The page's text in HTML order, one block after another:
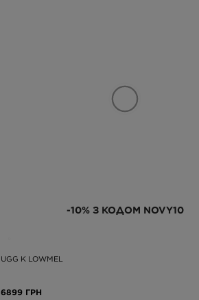
-10% З КОДОМ NOVY10
UGG K LOWMEL
6899 ГРН